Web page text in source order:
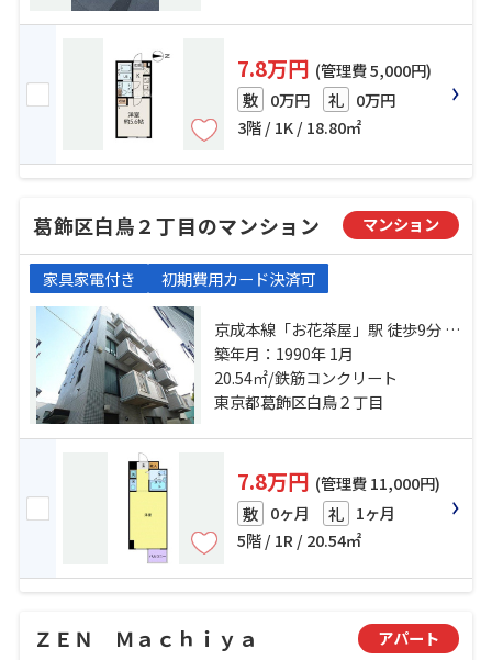
7.8万円 (管理費 5,000円)
敷 0万円 礼 0万円
3階 / 1K / 18.80㎡
葛飾区白鳥２丁目のマンション マンション
家具家電付き 初期費用カード決済可
京成本線「お花茶屋」駅 徒歩9分 京
成本線「青砥」駅 徒歩17分 京成押
上線「京成立石」駅 徒歩20分
築年月：1990年 1月
20.54㎡/鉄筋コンクリート
東京都葛飾区白鳥２丁目
7.8万円 (管理費 11,000円)
敷 0ヶ月 礼 1ヶ月
5階 / 1R / 20.54㎡
ＺＥＮ Ｍａｃｈｉｙａ アパート